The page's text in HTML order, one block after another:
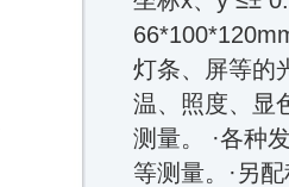
灯条、屏等的
温、照度、显
测量。 ·各种
等测量。·另